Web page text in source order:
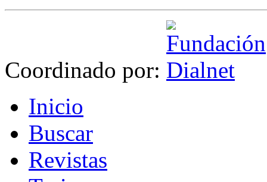
Coordinado por:
Inicio
Buscar
Revistas